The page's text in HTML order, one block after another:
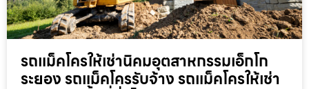
รถแม็คโครให้เช่านิคมอุตสาหกรรมเอ็กโก
ระยอง รถแม็คโครรับจ้าง รถแม็คโครให้เช่า